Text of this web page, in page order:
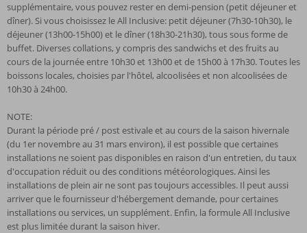
supplémentaire, vous pouvez rester en demi-pension (petit déjeuner et
dîner). Si vous choisissez le All Inclusive: petit déjeuner (7h30-10h30), le
déjeuner (13h00-15h00) et le dîner (18h30-21h30), tous sous forme de
buffet. Diverses collations, y compris des sandwichs et des fruits au
cours de la journée entre 10h30 et 13h00 et de 15h00 à 17h30. Toutes les
boissons locales, choisies par l'hôtel, alcoolisées et non alcoolisées de
10h30 à 24h00.
NOTE:
Durant la période pré / post estivale et au cours de la saison hivernale
(du 1er novembre au 31 mars environ), il est possible que certaines
installations ne soient pas disponibles en raison d'un entretien, du taux
d'occupation réduit ou des conditions météorologiques. Ainsi les
installations de plein air ne sont pas toujours accessibles. Il peut aussi
arriver que le fournisseur d'hébergement demande, pour certaines
installations ou services, un supplément. Enfin, la formule All Inclusive
est plus limitée durant la saison hiver.